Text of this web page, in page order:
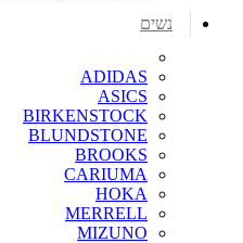
נשים
ADIDAS
ASICS
BIRKENSTOCK
BLUNDSTONE
BROOKS
CARIUMA
HOKA
MERRELL
MIZUNO